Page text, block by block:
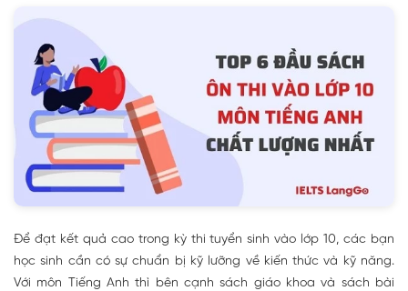
Để đạt kết quả cao trong kỳ thi tuyển sinh vào lớp 10, các bạn
học sinh cần có sự chuẩn bị kỹ lưỡng về kiến thức và kỹ năng.
Với môn Tiếng Anh thì bên cạnh sách giáo khoa và sách bài